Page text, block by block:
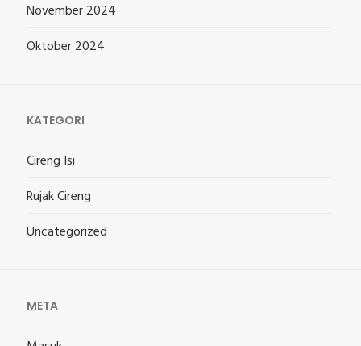
November 2024
Oktober 2024
KATEGORI
Cireng Isi
Rujak Cireng
Uncategorized
META